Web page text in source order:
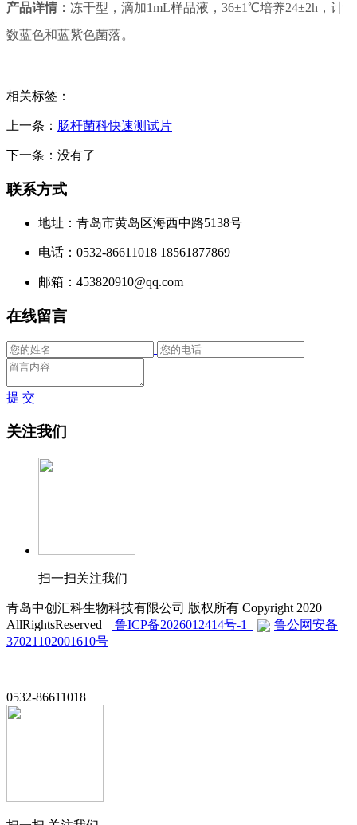
产品详情： 冻干型，滴加1mL样品液，36±1℃培养24±2h，计
数蓝色和蓝紫色菌落。
相关标签：
上一条： 肠杆菌科快速测试片
下一条：没有了
联系方式
地址：青岛市黄岛区海西中路5138号
电话：0532-86611018 18561877869
邮箱：453820910@qq.com
在线留言
提 交
关注我们
扫一扫关注我们
青岛中创汇科生物科技有限公司 版权所有 Copyright 2020
AllRightsReserved
鲁ICP备2026012414号-1
鲁公网安备
37021102001610号
0532-86611018